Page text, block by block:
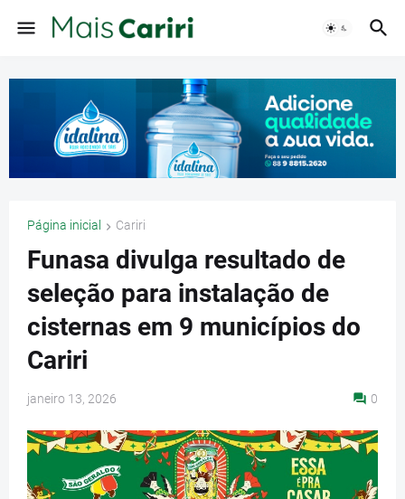
Página inicial Cariri
Funasa divulga resultado de
seleção para instalação de
cisternas em 9 municípios do
Cariri
janeiro 13, 2026 0